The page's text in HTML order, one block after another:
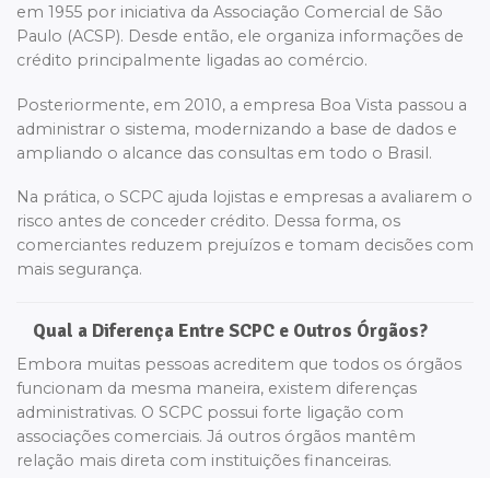
em 1955 por iniciativa da Associação Comercial de São
Paulo (ACSP). Desde então, ele organiza informações de
crédito principalmente ligadas ao comércio.
Posteriormente, em 2010, a empresa Boa Vista passou a
administrar o sistema, modernizando a base de dados e
ampliando o alcance das consultas em todo o Brasil.
Na prática, o SCPC ajuda lojistas e empresas a avaliarem o
risco antes de conceder crédito. Dessa forma, os
comerciantes reduzem prejuízos e tomam decisões com
mais segurança.
Qual a Diferença Entre SCPC e Outros Órgãos?
Embora muitas pessoas acreditem que todos os órgãos
funcionam da mesma maneira, existem diferenças
administrativas. O SCPC possui forte ligação com
associações comerciais. Já outros órgãos mantêm
relação mais direta com instituições financeiras.